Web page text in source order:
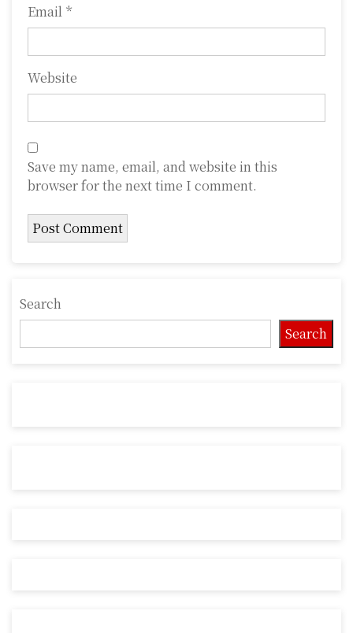
Email *
Website
Save my name, email, and website in this
browser for the next time I comment.
Search
Search